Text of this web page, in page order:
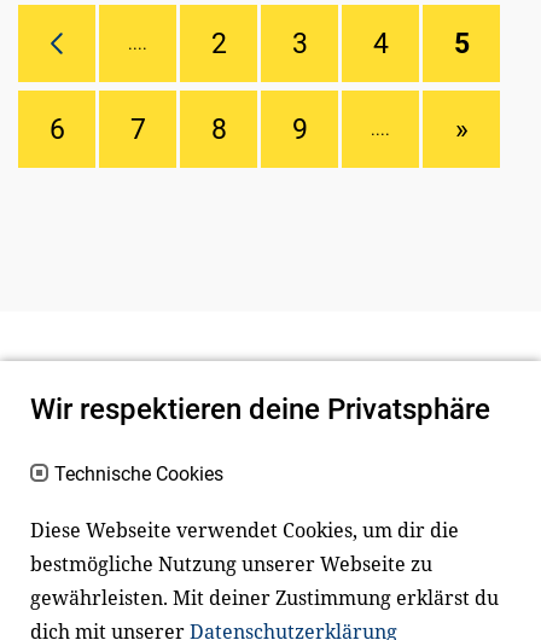
.... 2 3 4 5
6 7 8 9 .... »
Newsletter
Facebook LinkedIn
Wir respektieren deine Privatsphäre
Technische Cookies
Diese Webseite verwendet Cookies, um dir die
bestmögliche Nutzung unserer Webseite zu
gewährleisten. Mit deiner Zustimmung erklärst du
dich mit unsererDatenschutzerklärung